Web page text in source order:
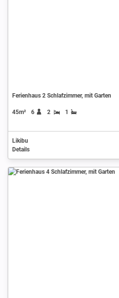
Ferienhaus 2 Schlafzimmer, mit Garten
45m² 6 2 1
Likibu
Details